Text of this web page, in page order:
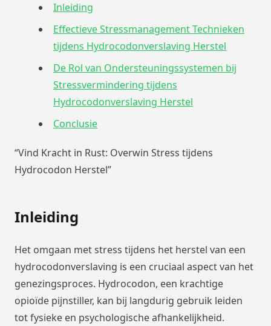
Inleiding
Effectieve Stressmanagement Technieken
tijdens Hydrocodonverslaving Herstel
De Rol van Ondersteuningssystemen bij
Stressvermindering tijdens
Hydrocodonverslaving Herstel
Conclusie
“Vind Kracht in Rust: Overwin Stress tijdens
Hydrocodon Herstel”
Inleiding
Het omgaan met stress tijdens het herstel van een
hydrocodonverslaving is een cruciaal aspect van het
genezingsproces. Hydrocodon, een krachtige
opioïde pijnstiller, kan bij langdurig gebruik leiden
tot fysieke en psychologische afhankelijkheid.